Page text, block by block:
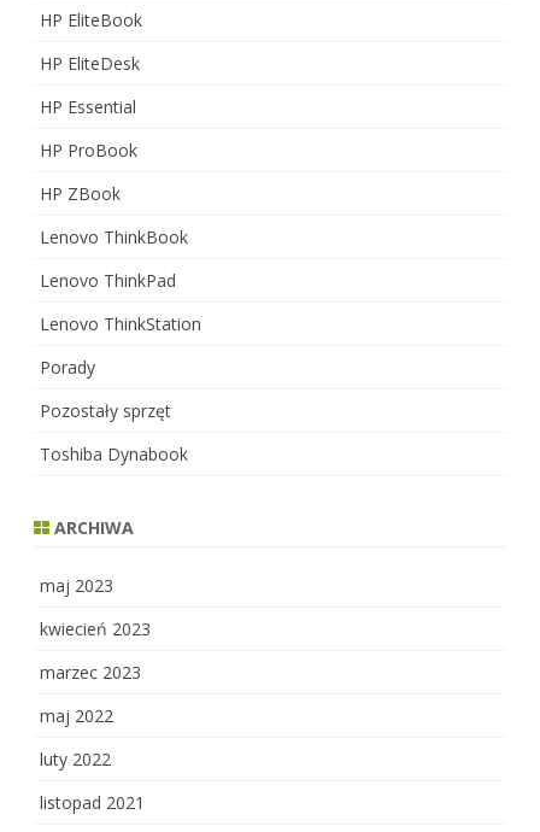
HP EliteBook
HP EliteDesk
HP Essential
HP ProBook
HP ZBook
Lenovo ThinkBook
Lenovo ThinkPad
Lenovo ThinkStation
Porady
Pozostały sprzęt
Toshiba Dynabook
ARCHIWA
maj 2023
kwiecień 2023
marzec 2023
maj 2022
luty 2022
listopad 2021